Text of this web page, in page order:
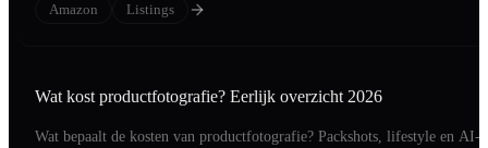
Amazon
Listings
Wat kost productfotografie? Eerlijk overzicht 2026
Wat bepaalt de kosten van productfotografie? Packshots, lifestyle en AI-